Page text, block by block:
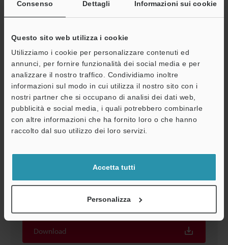
Consenso Dettagli Informazioni sui cookie
Questo sito web utilizza i cookie
Utilizziamo i cookie per personalizzare contenuti ed
annunci, per fornire funzionalità dei social media e per
analizzare il nostro traffico. Condividiamo inoltre
informazioni sul modo in cui utilizza il nostro sito con i
nostri partner che si occupano di analisi dei dati web,
pubblicità e social media, i quali potrebbero combinarle
con altre informazioni che ha fornito loro o che hanno
raccolto dal suo utilizzo dei loro servizi.
Accetta tutti
Personalizza
Download
OP-51457 Coperchio di protezione anteriore con
lunghezza totale di 390 mm per SL-C
2D-MICROCADAM:121.8KB
Download
lunghezza totale di 390 mm per SL-C
Download
Assistenza